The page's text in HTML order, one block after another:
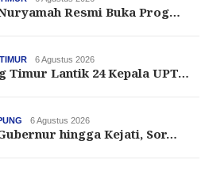
Resmi Buka Prog…
6 Agustus 2026
Timur Lantik 24 Kepala UPT…
6 Agustus 2026
hingga Kejati, Sor…